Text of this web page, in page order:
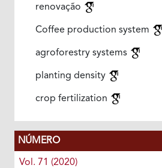
renovação
Coffee production system
agroforestry systems
planting density
crop fertilization
NÚMERO
Vol. 71 (2020)